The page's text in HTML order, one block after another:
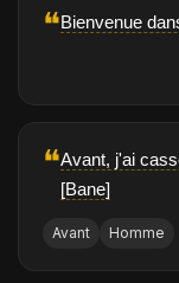
❝Bienvenue
❝Avant, j'ai
[Bane]
Avant Homme